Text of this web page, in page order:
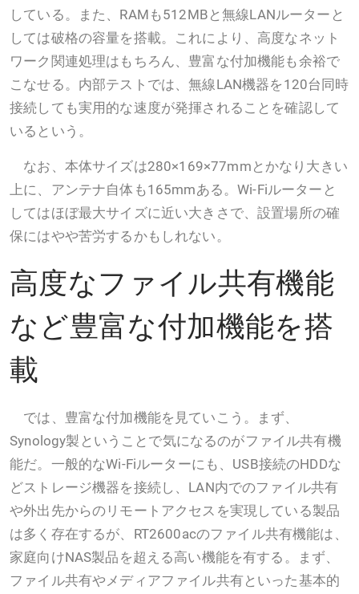
している。また、RAMも512MBと無線LANルーターと
しては破格の容量を搭載。これにより、高度なネット
ワーク関連処理はもちろん、豊富な付加機能も余裕で
こなせる。内部テストでは、無線LAN機器を120台同時
接続しても実用的な速度が発揮されることを確認して
いるという。
なお、本体サイズは280×169×77mmとかなり大きい
上に、アンテナ自体も165mmある。Wi-Fiルーターと
してはほぼ最大サイズに近い大きさで、設置場所の確
保にはやや苦労するかもしれない。
高度なファイル共有機能
など豊富な付加機能を搭
載
では、豊富な付加機能を見ていこう。まず、
Synology製ということで気になるのがファイル共有機
能だ。一般的なWi-Fiルーターにも、USB接続のHDDな
どストレージ機器を接続し、LAN内でのファイル共有
や外出先からのリモートアクセスを実現している製品
は多く存在するが、RT2600acのファイル共有機能は、
家庭向けNAS製品を超える高い機能を有する。まず、
ファイル共有やメディアファイル共有といった基本的